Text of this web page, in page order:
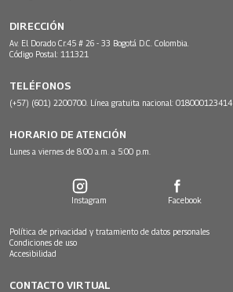
DIRECCIÓN
Av. El Dorado Cr.45 # 26 - 33 Bogotá D.C. Colombia.
Código Postal: 111321
TELÉFONOS
(+57) (601) 2200700. Línea gratuita nacional: 018000123414
HORARIO DE ATENCIÓN
Lunes a viernes de 8:00 a.m. a 5:00 p.m.
Instagram Facebook
Política de privacidad y tratamiento de datos personales
Condiciones de uso
Accesibilidad
CONTACTO VIRTUAL